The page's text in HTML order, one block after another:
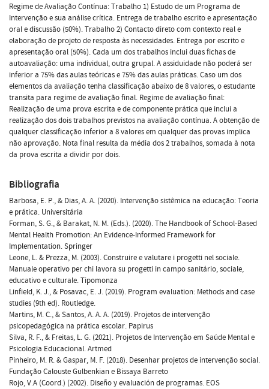
Regime de Avaliação Contínua: Trabalho 1) Estudo de um Programa de
Intervenção e sua análise crítica. Entrega de trabalho escrito e apresentação
oral e discussão (50%). Trabalho 2) Contacto direto com contexto real e
elaboração de projeto de resposta às necessidades. Entrega por escrito e
apresentação oral (50%). Cada um dos trabalhos inclui duas fichas de
autoavaliação: uma individual, outra grupal. A assiduidade não poderá ser
inferior a 75% das aulas teóricas e 75% das aulas práticas. Caso um dos
elementos da avaliação tenha classificação abaixo de 8 valores, o estudante
transita para regime de avaliação final. Regime de avaliação final:
Realização de uma prova escrita e de componente prática que inclui a
realização dos dois trabalhos previstos na avaliação contínua. A obtenção de
qualquer classificação inferior a 8 valores em qualquer das provas implica
não aprovação. Nota final resulta da média dos 2 trabalhos, somada à nota
da prova escrita a dividir por dois.
Bibliografia
Barbosa, E. P., & Dias, A. A. (2020). Intervenção sistêmica na educação: Teoria
e prática. Universitária
Forman, S. G., & Barakat, N. M. (Eds.). (2020). The Handbook of School-Based
Mental Health Promotion: An Evidence-Informed Framework for
Implementation. Springer
Leone, L. & Prezza, M. (2003). Construire e valutare i progetti nel sociale.
Manuale operativo per chi lavora su progetti in campo sanitário, sociale,
educativo e culturale. Tipomonza
Linfield, K. J., & Posavac, E. J. (2019). Program evaluation: Methods and case
studies (9th ed). Routledge.
Martins, M. C., & Santos, A. A. A. (2019). Projetos de intervenção
psicopedagógica na prática escolar. Papirus
Silva, R. F., & Freitas, L. G. (2021). Projetos de Intervenção em Saúde Mental e
Psicologia Educacional. Artmed
Pinheiro, M. R. & Gaspar, M. F. (2018). Desenhar projetos de intervenção social.
Fundação Calouste Gulbenkian e Bissaya Barreto
Rojo, V.A (Coord.) (2002). Diseño y evaluación de programas. EOS